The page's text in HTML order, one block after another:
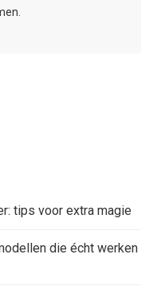
tips voor extra magie
die écht werken